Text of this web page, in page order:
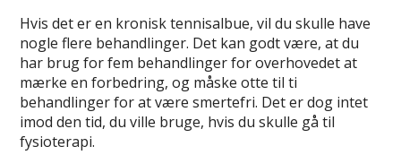
Hvis det er en kronisk tennisalbue, vil du skulle have
nogle flere behandlinger. Det kan godt være, at du
har brug for fem behandlinger for overhovedet at
mærke en forbedring, og måske otte til ti
behandlinger for at være smertefri. Det er dog intet
imod den tid, du ville bruge, hvis du skulle gå til
fysioterapi.